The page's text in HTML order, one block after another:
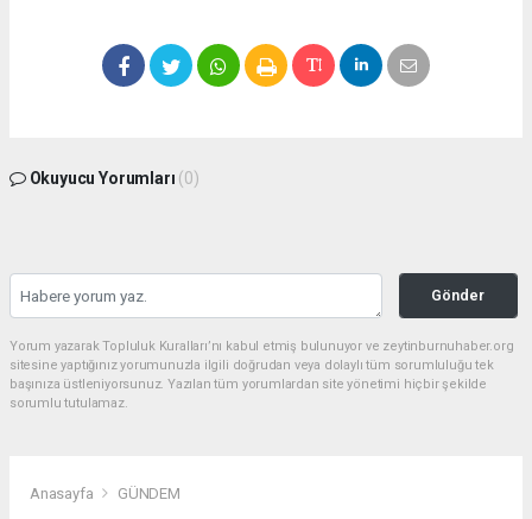
Okuyucu Yorumları (0)
Gönder
Yorum yazarak Topluluk Kuralları’nı kabul etmiş bulunuyor ve zeytinburnuhaber.org
sitesine yaptığınız yorumunuzla ilgili doğrudan veya dolaylı tüm sorumluluğu tek
başınıza üstleniyorsunuz. Yazılan tüm yorumlardan site yönetimi hiçbir şekilde
sorumlu tutulamaz.
Anasayfa GÜNDEM